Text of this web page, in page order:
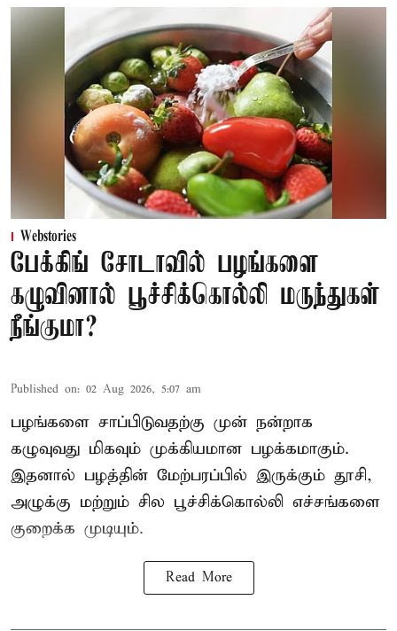
Webstories
பேக்கிங் சோடாவில் பழங்களை
கழுவினால் பூச்சிக்கொல்லி மருந்துகள்
நீங்குமா?
Published on: 02 Aug 2026, 5:07 am
பழங்களை சாப்பிடுவதற்கு முன் நன்றாக
கழுவுவது மிகவும் முக்கியமான பழக்கமாகும்.
இதனால் பழத்தின் மேற்பரப்பில் இருக்கும் தூசி,
அழுக்கு மற்றும் சில பூச்சிக்கொல்லி எச்சங்களை
குறைக்க முடியும்.
Read More